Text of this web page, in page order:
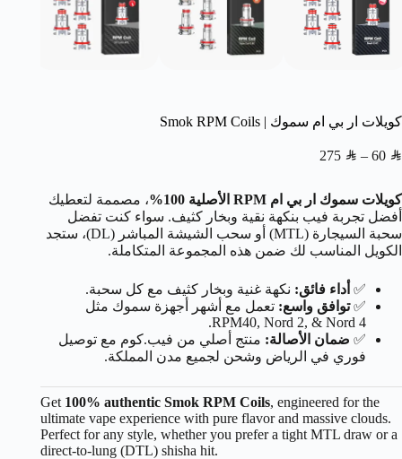
كويلات ار بي ام سموك | Smok RPM Coils
60 SAR
–
275 SAR
كويلات سموك ار بي ام RPM الأصلية 100%
، مصممة لتعطيك
أفضل تجربة فيب بنكهة نقية وبخار كثيف. سواء كنت تفضل
سحبة السيجارة (MTL) أو سحب الشيشة المباشر (DL)، ستجد
الكويل المناسب لك ضمن هذه المجموعة المتكاملة.
✅ أداء فائق: نكهة غنية وبخار كثيف مع كل سحبة.
✅توافق واسع: تعمل مع أشهر أجهزة سموك مثل
RPM40, Nord 2, & Nord 4.
✅ ضمان الأصالة: منتج أصلي من فيب.كوم مع توصيل
فوري في الرياض وشحن لجميع مدن المملكة.
Get 100% authentic Smok RPM Coils, engineered for the
ultimate vape experience with pure flavor and massive clouds.
Perfect for any style, whether you prefer a tight MTL draw or a
direct-to-lung (DTL) shisha hit.